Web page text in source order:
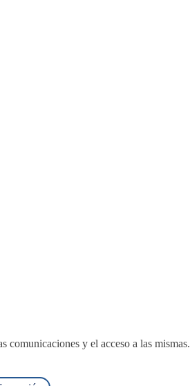
y el acceso a las mismas.